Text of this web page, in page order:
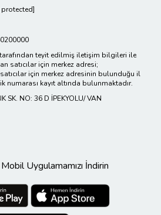
tarafından teyit edilmiş iletişim bilgileri ile
satıcılar için merkez adresi;
için merkez adresinin bulunduğu il
numarası kayıt altında bulunmaktadır.
SK. NO: 36 D İPEKYOLU/ VAN
Uygulamamızı İndirin